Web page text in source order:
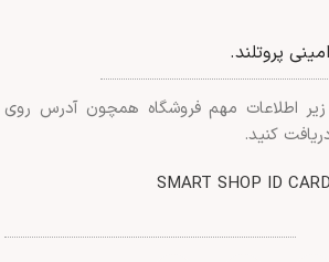
پروتلند.
اطلاعات مهم فروشگاه همچون آدرس روی
کنید.
SMART SHOP ID CARD